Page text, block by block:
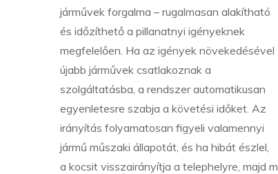
járművek forgalma – rugalmasan alakítható
és időzíthető a pillanatnyi igényeknek
megfelelően. Ha az igények növekedésével
újabb járművek csatlakoznak a
szolgáltatásba, a rendszer automatikusan
egyenletesre szabja a követési időket. Az
irányítás folyamatosan figyeli valamennyi
jármű műszaki állapotát, és ha hibát észlel,
a kocsit visszairányítja a telephelyre, majd